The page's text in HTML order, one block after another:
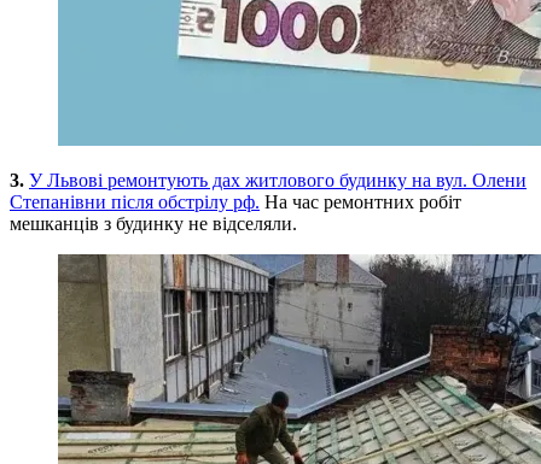
3. У Львові ремонтують дах житлового будинку на вул. Олени
Степанівни після обстрілу рф. На час ремонтних робіт
мешканців з будинку не відселяли.